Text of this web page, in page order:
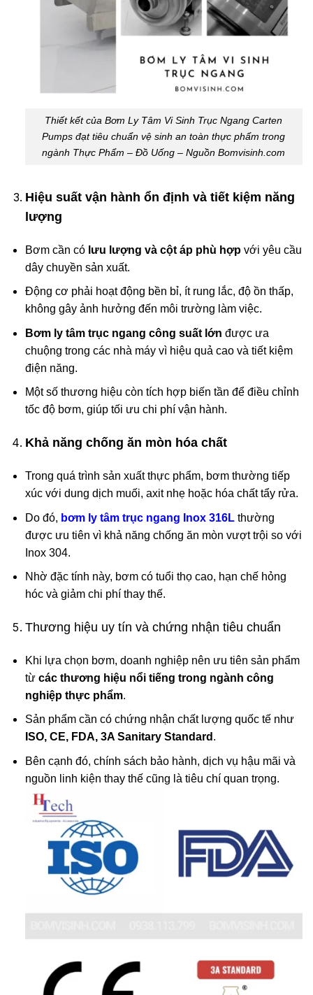
Thiết kết của Bơm Ly Tâm Vi Sinh Trục Ngang Carten
Pumps đạt tiêu chuẩn vệ sinh an toàn thực phẩm trong
ngành Thực Phẩm – Đồ Uống – Nguồn Bomvisinh.com
Hiệu suất vận hành ổn định và tiết kiệm năng
lượng
Bơm cần có lưu lượng và cột áp phù hợpvới yêu cầu
dây chuyền sản xuất.
Động cơ phải hoạt động bền bỉ, ít rung lắc, độ ồn thấp,
không gây ảnh hưởng đến môi trường làm việc.
Bơm ly tâm trục ngang công suất lớn được ưa
chuộng trong các nhà máy vì hiệu quả cao và tiết kiệm
điện năng.
Một số thương hiệu còn tích hợp biến tần để điều chỉnh
tốc độ bơm, giúp tối ưu chi phí vận hành.
Khả năng chống ăn mòn hóa chất
Trong quá trình sản xuất thực phẩm, bơm thường tiếp
xúc với dung dịch muối, axit nhẹ hoặc hóa chất tẩy rửa.
Do đó, bơm ly tâm trục ngang Inox 316Lthường
được ưu tiên vì khả năng chống ăn mòn vượt trội so với
Inox 304.
Nhờ đặc tính này, bơm có tuổi thọ cao, hạn chế hỏng
hóc và giảm chi phí thay thế.
Thương hiệu uy tín và chứng nhận tiêu chuẩn
Khi lựa chọn bơm, doanh nghiệp nên ưu tiên sản phẩm
từ các thương hiệu nổi tiếng trong ngành công
nghiệp thực phẩm.
Sản phẩm cần có chứng nhận chất lượng quốc tế như
ISO, CE, FDA, 3A Sanitary Standard .
Bên cạnh đó, chính sách bảo hành, dịch vụ hậu mãi và
nguồn linh kiện thay thế cũng là tiêu chí quan trọng.